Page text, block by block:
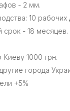
- 2 мм.
10 рабочих
срок - 18 месяцев.
Киеву 1000 грн.
города
+5%